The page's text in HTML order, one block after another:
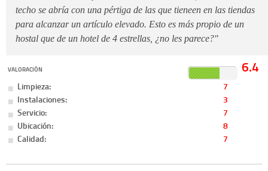
techo se abría con una pértiga de las que tieneen en las tiendas
para alcanzar un artículo elevado. Esto es más propio de un
hostal que de un hotel de 4 estrellas, ¿no les parece?"
VALORACIÓN 6.4
Limpieza:
7
Instalaciones:
3
Servicio:
7
Ubicación:
8
Calidad:
7